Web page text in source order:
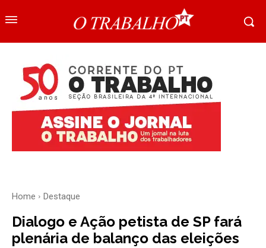
Home Destaque
Dialogo e Ação petista de SP fará
plenária de balanço das eleições